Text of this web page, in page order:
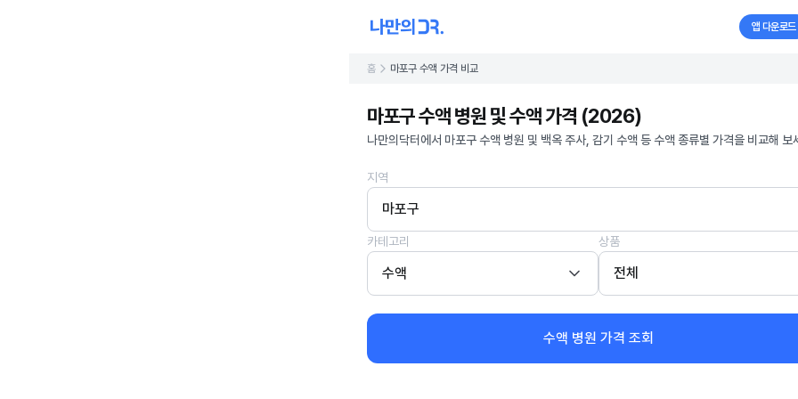
앱 다운로드
홈 마포구 수액 가격 비교
마포구 수액 병원 및 수액 가격 (2026)
나만의닥터에서 마포구 수액 병원 및 백옥 주사, 감기 수액 등 수액 종류별 가격을 비교해 보
지역
마포구
카테고리
수액
상품
전체
수액 병원 가격 조회